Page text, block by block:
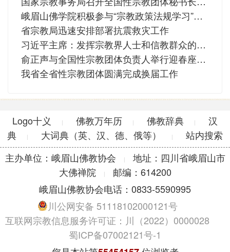
峨眉山佛学院积极参与“宗教政策法规学习”系列活动
省宗教局迅速安排部署抗震救灾工作
习近平主席：发挥宗教界人士和信教群众的积极作用
俞正声与全国性宗教团体负责人举行迎春座谈会
我省全省性宗教团体圆满完成换届工作
Logo十义 | 佛教万年历 | 佛教辞典 |
汉
典
| 大词典（英、汉、德、俄等） |
站内搜索
主办单位：峨眉山佛教协会
|
地址：四川省峨眉山市
大佛禅院
|
邮编：614200
峨眉山佛教协会电话：0833-5590995
川公网安备 51118102000121号
互联网宗教信息服务许可证：川（2022）0000028
蜀ICP备07002121号-1